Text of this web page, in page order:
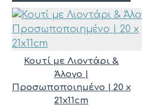
Κουτί με Λιοντάρι &
Άλογο |
Προσωποποιημένο | 20 x
21x11cm